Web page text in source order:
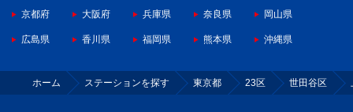
京都府 大阪府 兵庫県 奈良県 岡山県
広島県 香川県 福岡県 熊本県 沖縄県
ホーム ステーションを探す 東京都 23区 世田谷区